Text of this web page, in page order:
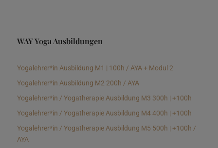
WAY Yoga Ausbildungen
Yogalehrer*in Ausbildung M1 | 100h / AYA + Modul 2
Yogalehrer*in Ausbildung M2 200h / AYA
Yogalehrer*in / Yogatherapie Ausbildung M3 300h | +100h
Yogalehrer*in / Yogatherapie Ausbildung M4 400h | +100h
Yogalehrer*in / Yogatherapie Ausbildung M5 500h | +100h /
AYA